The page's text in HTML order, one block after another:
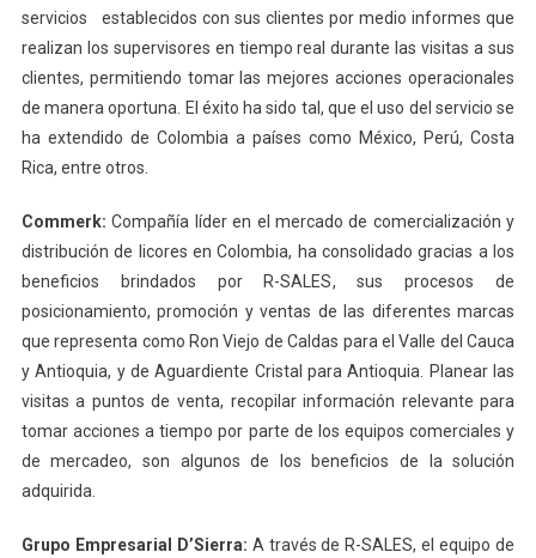
servicios establecidos con sus clientes por medio informes que
realizan los supervisores en tiempo real durante las visitas a sus
clientes, permitiendo tomar las mejores acciones operacionales
de manera oportuna. El éxito ha sido tal, que el uso del servicio se
ha extendido de Colombia a países como México, Perú, Costa
Rica, entre otros.
Commerk:Compañía líder en el mercado de comercialización y
distribución de licores en Colombia, ha consolidado gracias a los
beneficios brindados por R-SALES, sus procesos de
posicionamiento, promoción y ventas de las diferentes marcas
que representa como Ron Viejo de Caldas para el Valle del Cauca
y Antioquia, y de Aguardiente Cristal para Antioquia. Planear las
visitas a puntos de venta, recopilar información relevante para
tomar acciones a tiempo por parte de los equipos comerciales y
de mercadeo, son algunos de los beneficios de la solución
adquirida.
Grupo Empresarial D’Sierra: A través de R-SALES, el equipo de